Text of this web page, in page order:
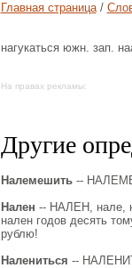
Главная страница/
нагукаться южн. зап.
На правах рекламы:
Другие
Налемешить--
Нален -- НАЛЕН, нале,
нален годов десять
рублю!
Налениться --